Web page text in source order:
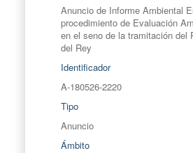
Anuncio de Informe Ambiental
procedimiento de Evaluación
en el seno de la tramitación
del Rey
Identificador
A-180526-2220
Tipo
Anuncio
Ámbito